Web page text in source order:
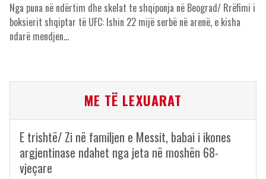
Nga puna në ndërtim dhe skelat te shqiponja në Beograd/ Rrëfimi i
boksierit shqiptar të UFC: Ishin 22 mijë serbë në arenë, e kisha
ndarë mendjen…
ME TË LEXUARAT
E trishtë/ Zi në familjen e Messit, babai i ikones
argjentinase ndahet nga jeta në moshën 68-
vjeçare